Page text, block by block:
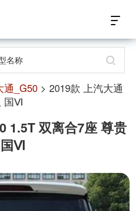
首页
通_G50 > 2019款 上汽大通
国Ⅵ
1.5T 双离合7座 尊贵
Ⅵ